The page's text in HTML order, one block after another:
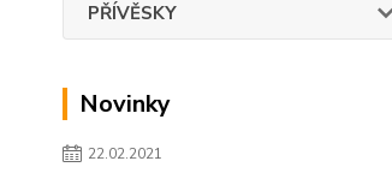
PŘÍVĚSKY
Novinky
22.02.2021